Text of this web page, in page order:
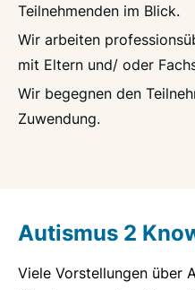
Teilnehmenden im Blick.
Wir arbeiten
mit Eltern und/ oder
Wir begegnen den
Zuwendung.
URL
Autismus 2
Viele Vorstellungen über